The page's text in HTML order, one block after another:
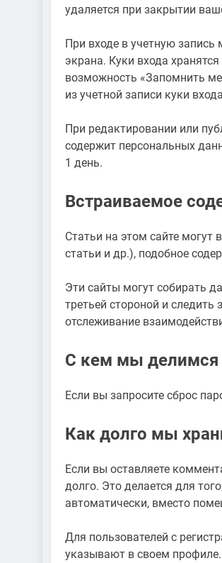
удаляется при закрытии
При входе в учетную
экрана. Куки входа
возможность «Запомнить
из учетной записи куки
При редактировании или
содержит персональных
1 день.
Встраиваемое
Статьи на этом сайте
статьи и др.), подобное
Эти сайты могут собирать
третьей стороной и
отслеживание
С кем мы
Если вы запросите сброс
Как долго мы
Если вы оставляете
долго. Это делается для
автоматически, вместо
Для пользователей с
указывают в своем профиле.